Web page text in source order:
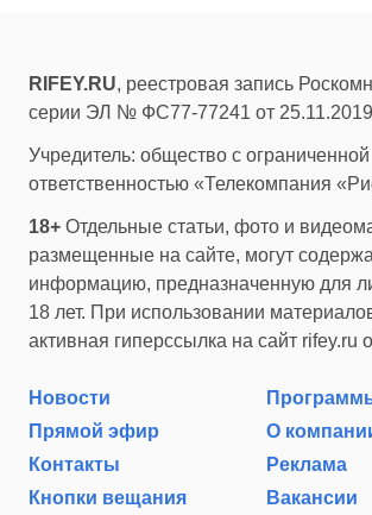
RIFEY.RU, реестровая запись
серии ЭЛ № ФС77-77241 от 25.11.2019
Учредитель: общество с ограниченной
ответственностью «Телекомпания
18+ Отдельные статьи, фото и
размещенные на сайте, могут
информацию, предназначенную для
18 лет. При использовании
активная гиперссылка на сайт rifey.ru
Новости
Прямой эфир
О
Контакты
Реклама
Кнопки вещания
Вакансии